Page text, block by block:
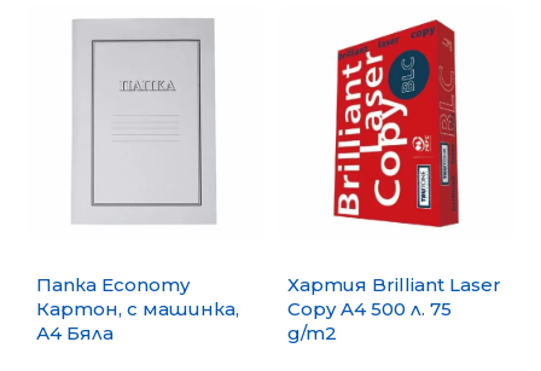
Папка Economy
Картон, с машинка,
А4 Бяла
Хартия Brilliant Laser
Copy A4 500 л. 75
g/m2